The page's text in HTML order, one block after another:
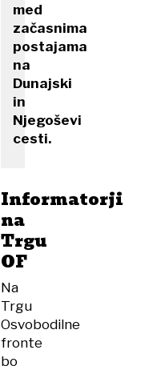
med
začasnima
postajama
na
Dunajski
in
Njegoševi
cesti.
Informatorji
na
Trgu
OF
Na
Trgu
Osvobodilne
fronte
bo